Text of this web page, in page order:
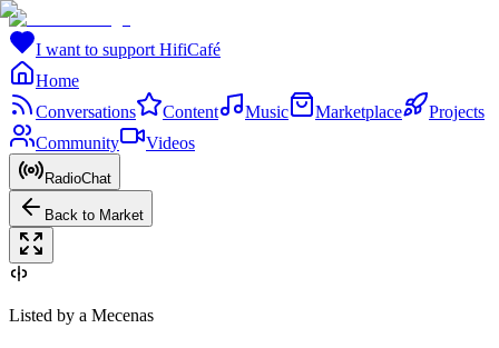
I want to support HifiCafé
Home
Conversations
Content Music Marketplace
Projects
Community
Videos
RadioChat
Back to Market
Listed by a Mecenas